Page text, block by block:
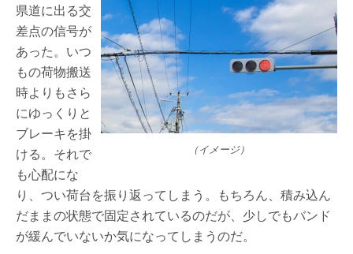
（イメージ）
県道に出る交
差点の信号が
あった。いつ
もの荷物搬送
時よりもさら
にゆっくりと
ブレーキを掛
ける。それで
も心配にな
り、つい荷台を振り返ってしまう。もちろん、積み込ん
だままの状態で固定されているのだが、少しでもバンド
が緩んでいないか気になってしまうのだ。